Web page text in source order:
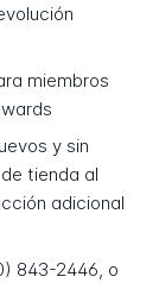
miembros
y sin
tienda al
adicional
843-2446, o